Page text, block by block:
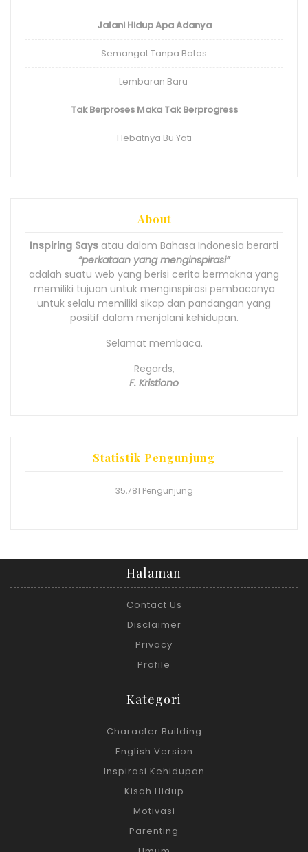
Jalani Hidup Apa Adanya
Semangat Tanpa Batas
Lembaran Baru
Tak Berproses Maka Tak Berprogress
Hebatnya Bu Yati
About
Inspiring Says atau dalam Bahasa Indonesia berarti
“perkataan yang menginspirasi”
adalah suatu web yang berisi cerita bermakna yang
memiliki tujuan untuk menginspirasi pembacanya
untuk selalu memiliki sikap dan pandangan yang
positif dalam menjalani kehidupan.
Selamat membaca.
Regards,
F. Kristiono
Statistik Pengunjung
35,781 Pengunjung
Halaman
Contact Us
Disclaimer
Privacy
Profile
Kategori
Character Building
English Version
Inspirasi Kehidupan
Kisah Hidup
Motivasi
Parenting